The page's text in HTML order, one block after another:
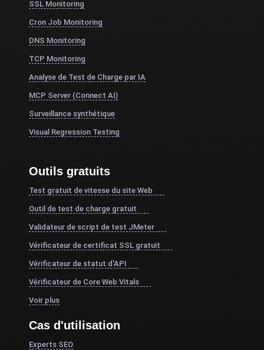
SSL Monitoring
Cron Job Monitoring
DNS Monitoring
TCP Monitoring
Analyse de Test de Charge par IA
MCP Server (Connect AI)
Surveillance synthétique
Visual Regression Testing
Outils gratuits
Test gratuit de vitesse du site Web
Outil de test de charge gratuit
Validateur de script de test JMeter
Vérificateur de certificat SSL gratuit
Vérificateur de statut d'API
Vérificateur de Core Web Vitals
Voir plus
Cas d'utilisation
Experts SEO